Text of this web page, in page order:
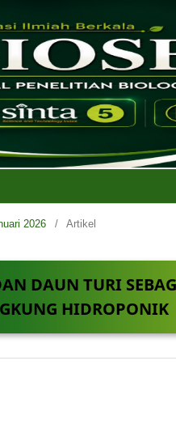
2026 / Artikel
DAUN TURI
HIDROPONIK